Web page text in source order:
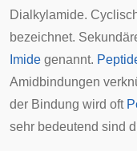
Dialkylamide.
bezeichnet.
Imide genannt.
Amidbindungen
der Bindung wird oft
sehr bedeutend sind